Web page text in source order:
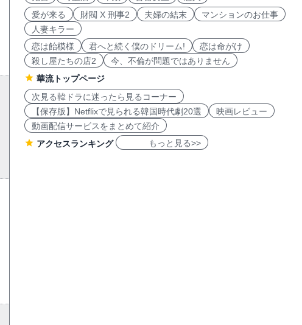
愛が来る
財閥 X 刑事2 夫婦の結末
マンションのお仕事
人妻キラー
恋は飴模様
君へと続く僕のドリーム!
恋は命がけ
殺し屋たちの店2
今、不倫が問題ではありません
華流トップページ
次見る韓ドラに迷ったら見るコーナー
【保存版】Netflixで見られる韓国時代劇20選
映画レビュー
動画配信サービスをまとめて紹介
アクセスランキング
もっと見る>>